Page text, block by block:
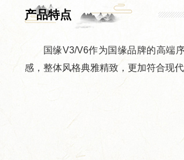
产品特点
国缘V3/V6作为国缘品牌的高端
感，整体风格典雅精致，更加符合现